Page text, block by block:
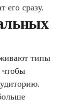
его сразу.
типы
чтобы